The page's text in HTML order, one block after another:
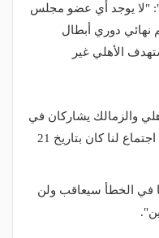
"لا يوجد أي عضو مجلس
نهائي دوري أبطال
الأهلي غير
والزمالك يشاركان في
البطولة، والخطاب لم يصل لنا، وأول اجتماع لنا كان بتاريخ 21
في الخطأ سيعاقب ولن